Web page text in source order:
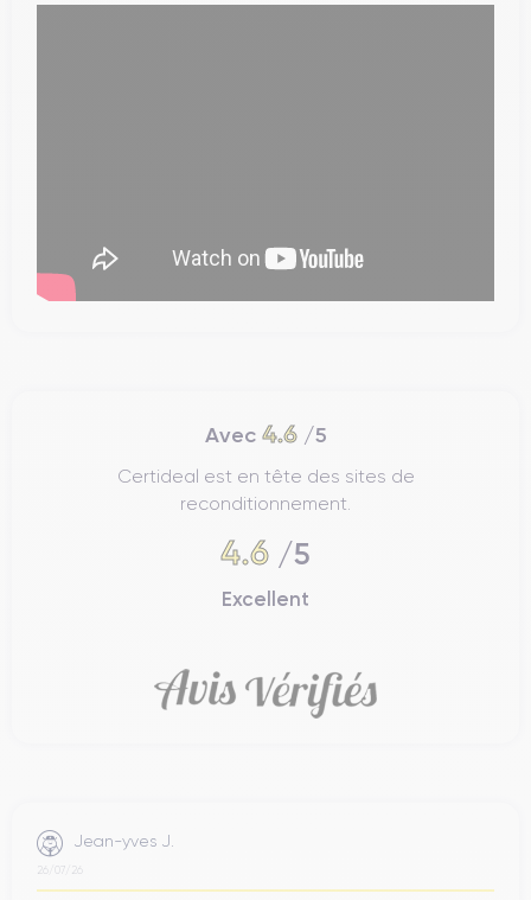
Avec 4.6/5
Certideal est en tête des sites de
reconditionnement.
4.6 /5
Excellent
Jean-yves J.
26/07/26